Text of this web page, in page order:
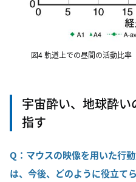
図4 軌道上での昼間の活動比率
宇宙酔い、地球酔
指す
Q： マウスの映像を用いた行
は、今後、どのように役立て